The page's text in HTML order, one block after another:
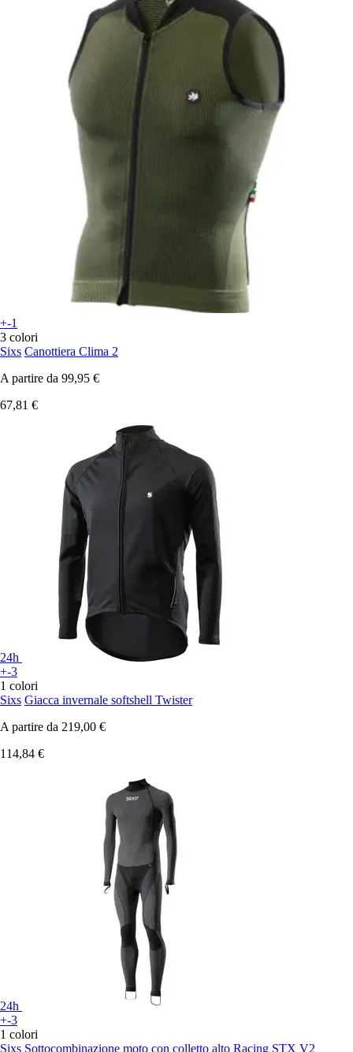
+-1
3 colori
Sixs Canottiera Clima 2
A partire da 99,95 €
67,81 €
24h
+-3
1 colori
Sixs Giacca invernale softshell Twister
A partire da 219,00 €
114,84 €
24h
+-3
1 colori
Sixs Sottocombinazione moto con colletto alto Racing STX V2